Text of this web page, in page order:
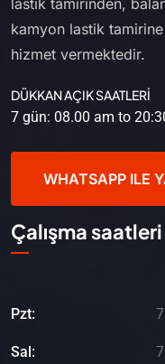
kamyon lastik
hizmet vermektedir.
DÜKKAN AÇIK SAATLERİ
7 gün: 08.00 am to
WHATSAPP ILE
Çalışma saatleri
Pzt:
Sal: